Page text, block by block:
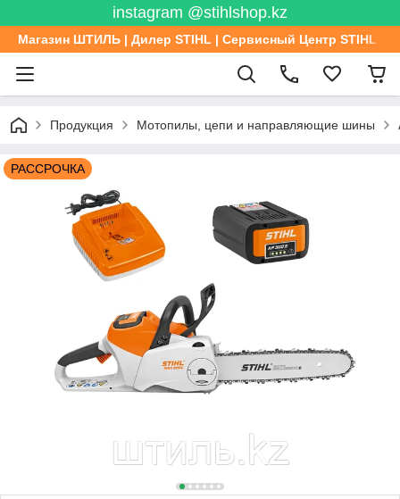
instagram @stihlshop.kz
Магазин ШТИЛЬ | Дилер STIHL | Сервисный Центр STIHL
Продукция Мотопилы, цепи и направляющие шины
РАССРОЧКА